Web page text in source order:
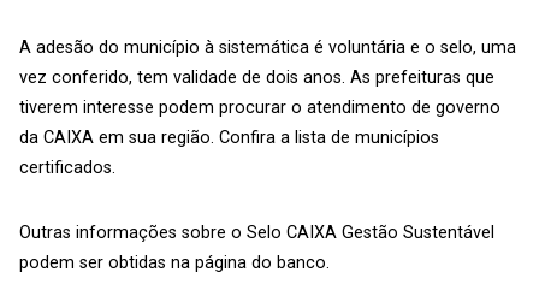
A adesão do município à sistemática é voluntária e o selo, uma
vez conferido, tem validade de dois anos. As prefeituras que
tiverem interesse podem procurar o atendimento de governo
da CAIXA em sua região. Confira a lista de municípios
certificados.
Outras informações sobre o Selo CAIXA Gestão Sustentável
podem ser obtidas na página do banco.